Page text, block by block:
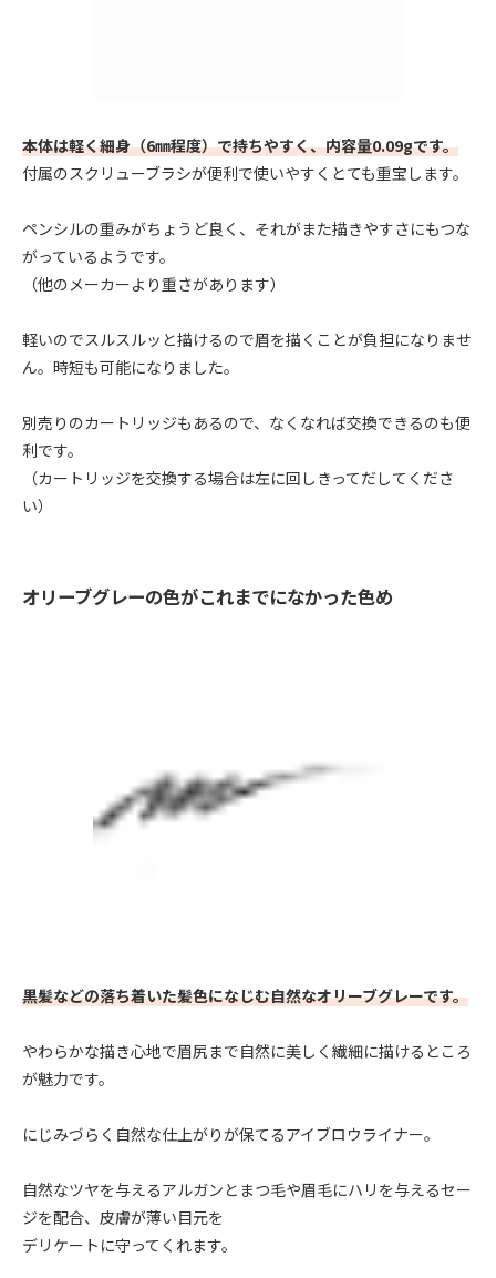
本体は軽く細身（6㎜程度）で持ちやすく、内容量0.09gです。
付属のスクリューブラシが便利で使いやすくとても重宝します。
ペンシルの重みがちょうど良く、それがまた描きやすさにもつな
がっているようです。
（他のメーカーより重さがあります）
軽いのでスルスルッと描けるので眉を描くことが負担になりませ
ん。時短も可能になりました。
別売りのカートリッジもあるので、なくなれば交換できるのも便
利です。
（カートリッジを交換する場合は左に回しきってだしてくださ
い）
オリーブグレーの色がこれまでになかった色め
黒髪などの落ち着いた髪色になじむ自然なオリーブグレーです。
やわらかな描き心地で眉尻まで自然に美しく繊細に描けるところ
が魅力です。
にじみづらく自然な仕上がりが保てるアイブロウライナー。
自然なツヤを与えるアルガンとまつ毛や眉毛にハリを与えるセー
ジを配合、皮膚が薄い目元を
デリケートに守ってくれます。